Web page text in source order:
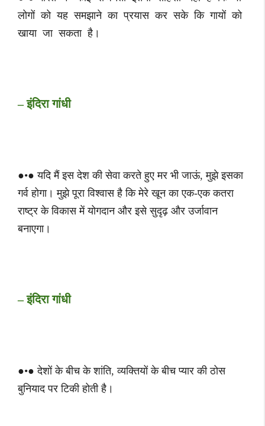
लोगों को यह समझाने का प्रयास कर सके कि गायों को
खाया जा सकता है।
– इंदिरा गांधी
●•● यदि मैं इस देश की सेवा करते हुए मर भी जाऊं, मुझे इसका
गर्व होगा। मुझे पूरा विश्वास है कि मेरे खून का एक-एक कतरा
राष्ट्र के विकास में योगदान और इसे सुदृढ़ और उर्जावान
बनाएगा।
– इंदिरा गांधी
●•● देशों के बीच के शांति, व्‍यक्तियों के बीच प्‍यार की ठोस
बुनियाद पर टिकी होती है।